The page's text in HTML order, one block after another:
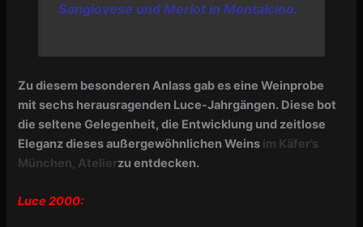
Sangiovese und Merlot in Montalcino:
Zu diesem besonderen Anlass gab es eine Weinprobe
mit sechs herausragenden Luce-Jahrgängen. Diese bot
die seltene Gelegenheit, die Entwicklung und zeitlose
Eleganz dieses außergewöhnlichen Weins im Käfer’s
München, Atelierzu entdecken.
Luce 2000: